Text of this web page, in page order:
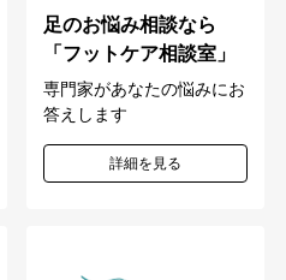
足のお悩み相談なら
「フットケア相談室」
専門家があなたの悩みにお
答えします
詳細を見る